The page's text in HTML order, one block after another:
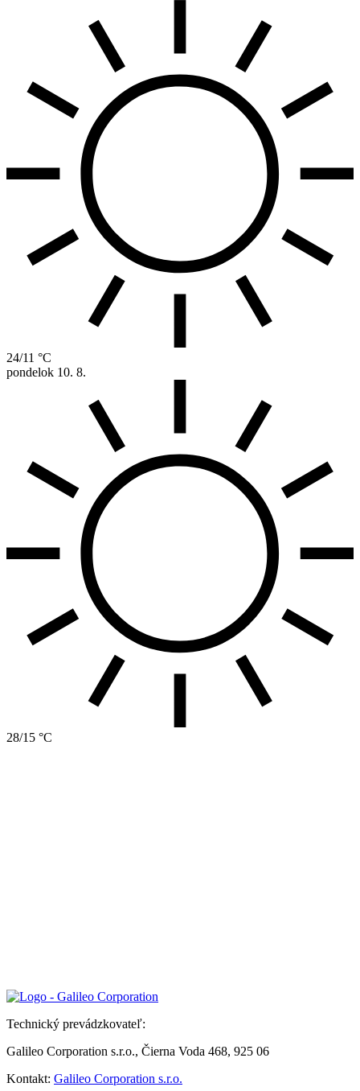
24/11 °C
pondelok 10. 8.
28/15 °C
Technický prevádzkovateľ:
Galileo Corporation s.r.o., Čierna Voda 468, 925 06
Kontakt: Galileo Corporation s.r.o.